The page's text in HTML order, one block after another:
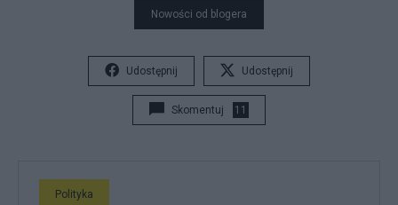
Nowości od blogera
Udostępnij Udostępnij
Skomentuj 11
Polityka